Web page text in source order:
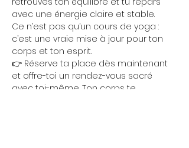
avec une énergie claire et stable.
Ce n’est pas qu’un cours de yoga :
c’est une vraie mise à jour pour ton
corps et ton esprit.
👉 Réserve ta place dès maintenant
et offre-toi un rendez-vous sacré
avec toi-même. Ton corps te